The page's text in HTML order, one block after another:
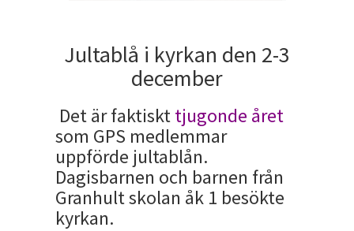
Jultablå i kyrkan den 2-3
december
Det är faktiskttjugonde året
som GPS medlemmar
uppförde jultablån.
Dagisbarnen och barnen från
Granhult skolan åk 1 besökte
kyrkan.